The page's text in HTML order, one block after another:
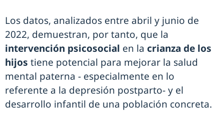
Los datos, analizados entre abril y junio de
2022, demuestran, por tanto, que la
intervención psicosocial en la crianza de los
hijos tiene potencial para mejorar la salud
mental paterna - especialmente en lo
referente a la depresión postparto- y el
desarrollo infantil de una población concreta.